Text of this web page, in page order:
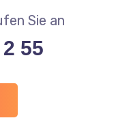
Sie an
55